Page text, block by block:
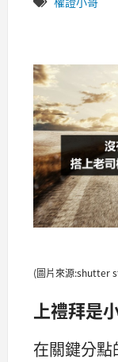
(圖片來源:shutter
上禮拜是
在關鍵分